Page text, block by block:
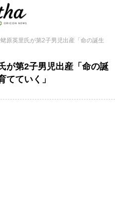
原英里氏が第2子男児出産「命の誕生
が第2子男児出産「命の誕
てていく」